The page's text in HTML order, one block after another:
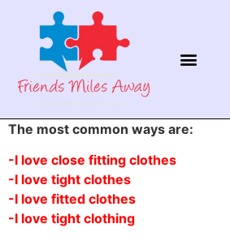
The most common ways are:
-I love close fitting clothes
-I love tight clothes
-I love fitted clothes
-I love tight clothing